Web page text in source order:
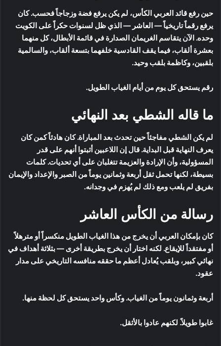
حين رفع قائد العربي الكأس، لم يكن يرفع فضة وزجاجاً فحسب. كان
يرفع رقماً تاريخياً — العاشر — الذي ظل لسنوات حكراً على الكويت
وحده. الآن يتقاسم الغريمان الصدارة في قائمة الأبطال، كل منهما
بعشرة ألقاب، فيما يقف القادسية خلفهما بتسعة ألقاب، والسالمية
بلقبين، وكاظمة بلقب وحيد.
رقم يستحق كل يوم من أيام الغياب الطويل.
ما قاله الشطي بعد النهائي
لم يكن الشطي مفاجئاً حين تحدث بعد المباراة. كان هادئاً كمن كان
يعرف النهاية قبل البداية. قال إن اللاعبين أثبتوا أنهم على قدر
المسؤولية، وأن الإرادة والعزيمة تتغلبان على أي تحديات. كلمات
بسيطة، لكنها تحمل ثقل أربعة وثمانين يوماً من الصبر والإعداد والإيمان
بفريق لم يلعب ومع ذلك لم يُهزم في وجدانه.
رسالة من الكأس العاشر
كان بإمكان العربي أن يخرج من هذا الغياب الطويل منكسراً أو مترهلاً
أو مفتقداً للإيقاع. لكنه اختار أن يخرج بطريقة أخرى — بثلاثة أهداف في
نهائي كبير، وبلقب يُعادل أعظم ما حققه منافسه التاريخي على مدار
عقود.
أربعة وثمانون يوماً من الغياب. وكأس واحد يستحق كل لحظة منها.
غابوا طويلاً. لكنهم عادوا بالأثقل.